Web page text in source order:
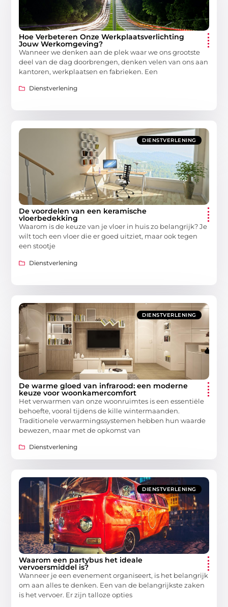
Hoe Verbeteren Onze Werkplaatsverlichting
Jouw Werkomgeving?
Wanneer we denken aan de plek waar we ons grootste
deel van de dag doorbrengen, denken velen van ons aan
kantoren, werkplaatsen en fabrieken. Een
Dienstverlening
DIENSTVERLENING
De voordelen van een keramische
vloerbedekking
Waarom is de keuze van je vloer in huis zo belangrijk? Je
wilt toch een vloer die er goed uitziet, maar ook tegen
een stootje
Dienstverlening
DIENSTVERLENING
De warme gloed van infrarood: een moderne
keuze voor woonkamercomfort
Het verwarmen van onze woonruimtes is een essentiële
behoefte, vooral tijdens de kille wintermaanden.
Traditionele verwarmingssystemen hebben hun waarde
bewezen, maar met de opkomst van
Dienstverlening
DIENSTVERLENING
Waarom een partybus het ideale
vervoersmiddel is?
Wanneer je een evenement organiseert, is het belangrijk
om aan alles te denken. Een van de belangrijkste zaken
is het vervoer. Er zijn talloze opties